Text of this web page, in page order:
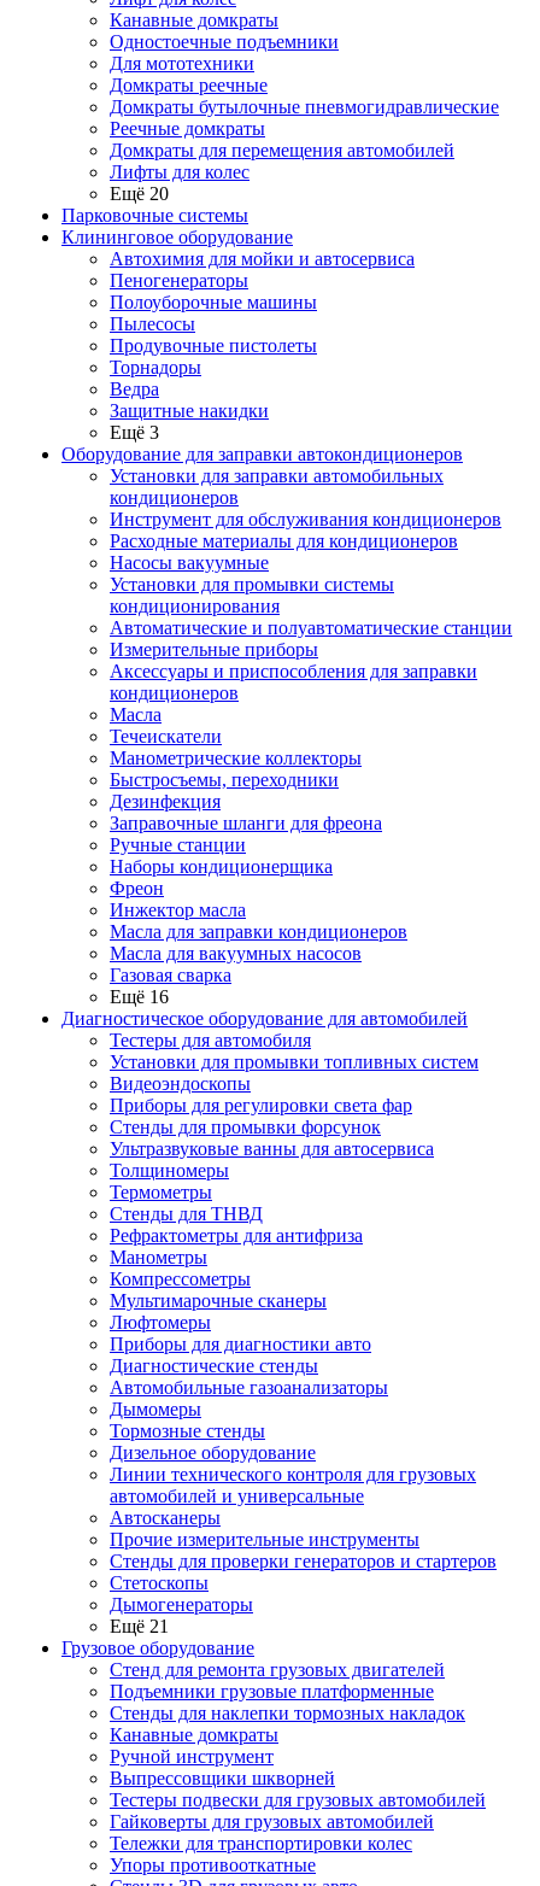
Канавные домкраты
Одностоечные подъемники
Для мототехники
Домкраты реечные
Домкраты бутылочные пневмогидравлические
Реечные домкраты
Домкраты для перемещения автомобилей
Лифты для колес
Ещё 20
Парковочные системы
Клининговое оборудование
Автохимия для мойки и автосервиса
Пеногенераторы
Полоуборочные машины
Пылесосы
Продувочные пистолеты
Торнадоры
Ведра
Защитные накидки
Ещё 3
Оборудование для заправки автокондиционеров
Установки для заправки автомобильных
кондиционеров
Инструмент для обслуживания кондиционеров
Расходные материалы для кондиционеров
Насосы вакуумные
Установки для промывки системы
кондиционирования
Автоматические и полуавтоматические станции
Измерительные приборы
Аксессуары и приспособления для заправки
кондиционеров
Масла
Течеискатели
Манометрические коллекторы
Быстросъемы, переходники
Дезинфекция
Заправочные шланги для фреона
Ручные станции
Наборы кондиционерщика
Фреон
Инжектор масла
Масла для заправки кондиционеров
Масла для вакуумных насосов
Газовая сварка
Ещё 16
Диагностическое оборудование для автомобилей
Тестеры для автомобиля
Установки для промывки топливных систем
Видеоэндоскопы
Приборы для регулировки света фар
Стенды для промывки форсунок
Ультразвуковые ванны для автосервиса
Толщиномеры
Термометры
Стенды для ТНВД
Рефрактометры для антифриза
Манометры
Компрессометры
Мультимарочные сканеры
Люфтомеры
Приборы для диагностики авто
Диагностические стенды
Автомобильные газоанализаторы
Дымомеры
Тормозные стенды
Дизельное оборудование
Линии технического контроля для грузовых
автомобилей и универсальные
Автосканеры
Прочие измерительные инструменты
Стенды для проверки генераторов и стартеров
Стетоскопы
Дымогенераторы
Ещё 21
Грузовое оборудование
Стенд для ремонта грузовых двигателей
Подъемники грузовые платформенные
Стенды для наклепки тормозных накладок
Канавные домкраты
Ручной инструмент
Выпрессовщики шкворней
Тестеры подвески для грузовых автомобилей
Гайковерты для грузовых автомобилей
Тележки для транспортировки колес
Упоры противооткатные